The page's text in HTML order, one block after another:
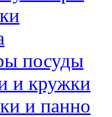
посуды
и кружки
и панно